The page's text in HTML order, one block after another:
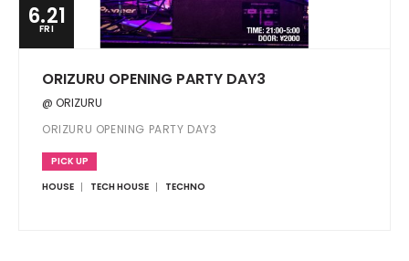
6.21
FRI
ORIZURU OPENING PARTY DAY3
@ ORIZURU
ORIZURU OPENING PARTY DAY3
PICK UP
HOUSE
TECH HOUSE TECHNO